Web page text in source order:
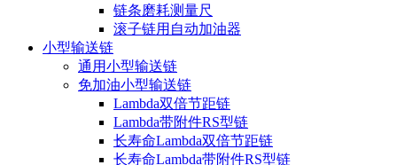
链条磨耗测量尺
滚子链用自动加油器
小型输送链
通用小型输送链
免加油小型输送链
Lambda双倍节距链
Lambda带附件RS型链
长寿命Lambda双倍节距链
长寿命Lambda带附件RS型链